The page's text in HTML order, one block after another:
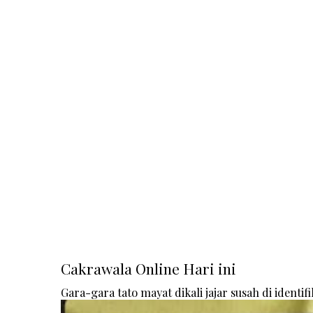
Cakrawala Online Hari ini
Gara-gara tato mayat dikali jajar susah di